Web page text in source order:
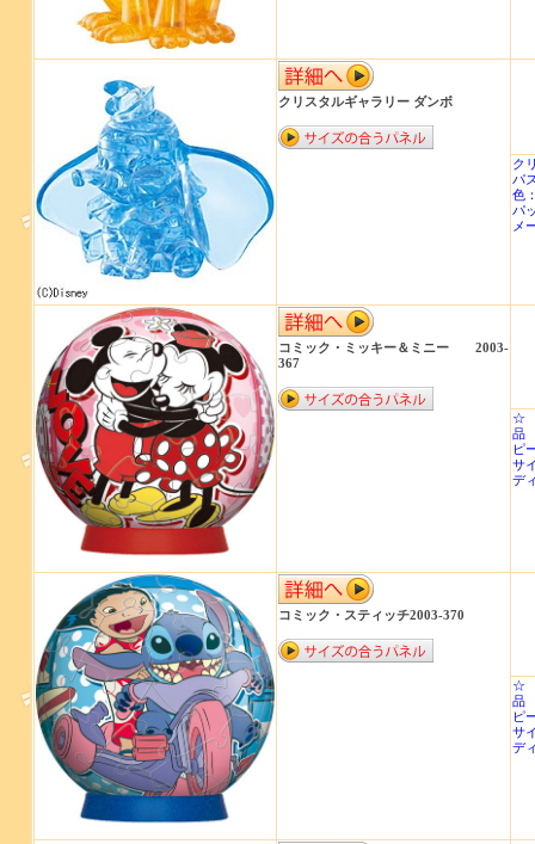
クリスタルギャラリー ダンボ
ク
パ
色
パ
メ
コミック・ミッキー＆ミニー 2003-
367
☆
品
ピ
サ
デ
コミック・スティッチ2003-370
☆
品
ピ
サ
デ